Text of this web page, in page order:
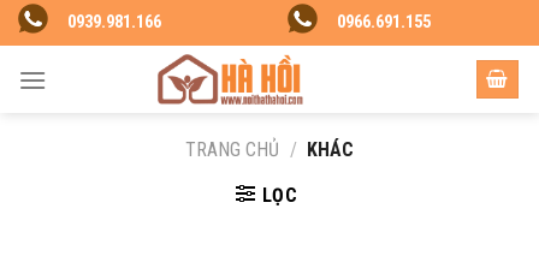
Skip
to
content
0939.981.166 0966.691.155
TRANG CHỦ / KHÁC
LỌC